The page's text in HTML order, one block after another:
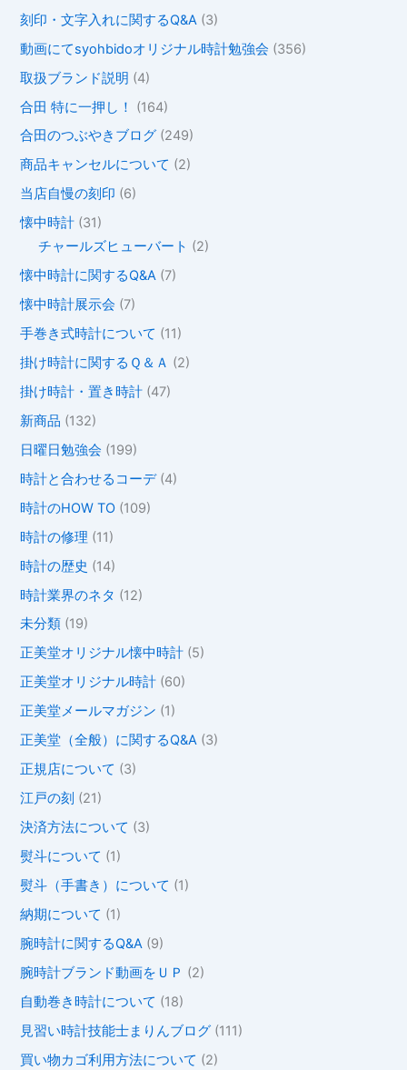
刻印・文字入れに関するQ&A (3)
動画にてsyohbidoオリジナル時計勉強会 (356)
取扱ブランド説明 (4)
合田 特に一押し！
(164)
合田のつぶやきブログ (249)
商品キャンセルについて (2)
当店自慢の刻印 (6)
懐中時計 (31)
チャールズヒューバート (2)
懐中時計に関するQ&A (7)
懐中時計展示会 (7)
手巻き式時計について (11)
掛け時計に関するＱ＆Ａ (2)
掛け時計・置き時計 (47)
新商品 (132)
日曜日勉強会 (199)
時計と合わせるコーデ(4)
時計のHOW TO (109)
時計の修理 (11)
時計の歴史 (14)
時計業界のネタ (12)
未分類 (19)
正美堂オリジナル懐中時計 (5)
正美堂オリジナル時計 (60)
正美堂メールマガジン (1)
正美堂（全般）に関するQ&A (3)
正規店について (3)
江戸の刻 (21)
決済方法について (3)
熨斗について (1)
熨斗（手書き）について (1)
納期について (1)
腕時計に関するQ&A (9)
腕時計ブランド動画をＵＰ (2)
自動巻き時計について (18)
見習い時計技能士まりんブログ (111)
買い物カゴ利用方法について (2)